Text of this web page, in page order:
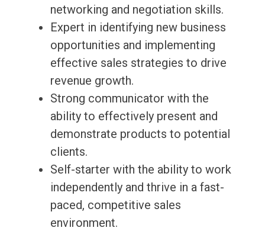
networking and negotiation skills.
Expert in identifying new business
opportunities and implementing
effective sales strategies to drive
revenue growth.
Strong communicator with the
ability to effectively present and
demonstrate products to potential
clients.
Self-starter with the ability to work
independently and thrive in a fast-
paced, competitive sales
environment.